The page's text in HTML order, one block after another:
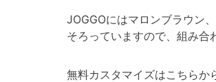
JOGGOにはマロンブラウン
そろっていますので、組み合
無料カスタマイズはこちら